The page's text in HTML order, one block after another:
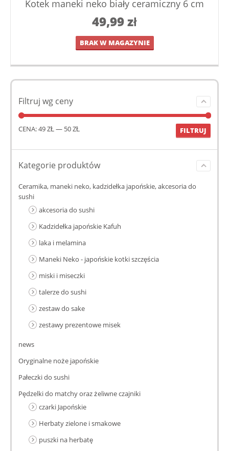
Kotek maneki neko biały ceramiczny 6 cm
49,99zł
BRAK W MAGAZYNIE
Filtruj wg ceny
FILTRUJ
CENA:49 ZŁ— 50 ZŁ
Kategorie produktów
Ceramika, maneki neko, kadzidełka japońskie, akcesoria do
sushi
akcesoria do sushi
Kadzidełka japońskie Kafuh
laka i melamina
Maneki Neko - japońskie kotki szczęścia
miski i miseczki
talerze do sushi
zestaw do sake
zestawy prezentowe misek
news
Oryginalne noże japońskie
Pałeczki do sushi
Pędzelki do matchy oraz żeliwne czajniki
czarki Japońskie
Herbaty zielone i smakowe
puszki na herbatę